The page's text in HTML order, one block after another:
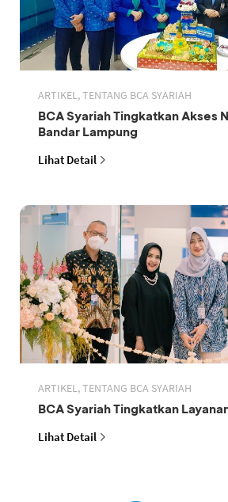
ARTIKEL, TENTANG BCA SYARIAH
BCA Syariah Tingkatkan Akses
Bandar Lampung
Lihat Detail
ARTIKEL, TENTANG BCA SYARIAH
BCA Syariah Tingkatkan
Lihat Detail